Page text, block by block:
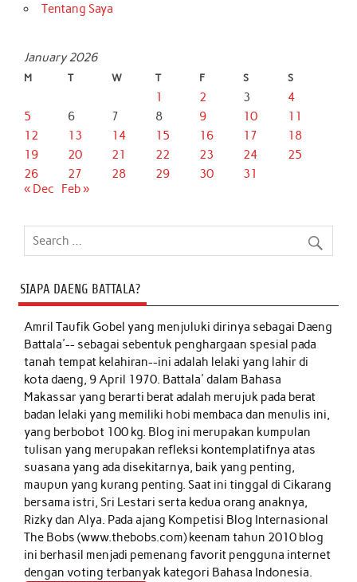
Tentang Saya
January 2026
M T W T F S S
1 2 3
4
5
6 7 8 9 10
11
12
13 14 15 16 17
18
19
20 21 22 23 24
25
26
27 28 29 30
31
« Dec
Feb »
SIAPA DAENG BATTALA?
Amril Taufik Gobelyang menjuluki dirinya sebagai Daeng
Battala'-- sebagai sebentuk penghargaan spesial pada
tanah tempat kelahiran--ini adalah lelaki yang lahir di
kota daeng, 9 April 1970. Battala' dalam Bahasa
Makassar yang berarti berat adalah merujuk pada berat
badan lelaki yang memiliki hobi membaca dan menulis ini,
yang berbobot 100 kg. Blog ini merupakan kumpulan
tulisan yang merupakan refleksi kontemplatifnya atas
suasana yang ada disekitarnya, baik yang penting,
maupun yang kurang penting. Saat ini tinggal di Cikarang
bersama istri, Sri Lestari serta kedua orang anaknya,
Rizky dan Alya. Pada ajang Kompetisi Blog Internasional
The Bobs (www.thebobs.com) keenam tahun 2010 blog
ini berhasil menjadi pemenang favorit pengguna internet
dengan voting terbanyak kategori Bahasa Indonesia.